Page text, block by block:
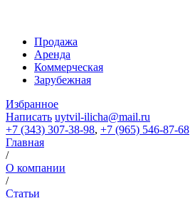
Продажа
Аренда
Коммерческая
Зарубежная
Избранное
Написать uytvil-ilicha@mail.ru
+7 (343) 307-38-98, +7 (965) 546-87-68
Главная
/
О компании
/
Статьи